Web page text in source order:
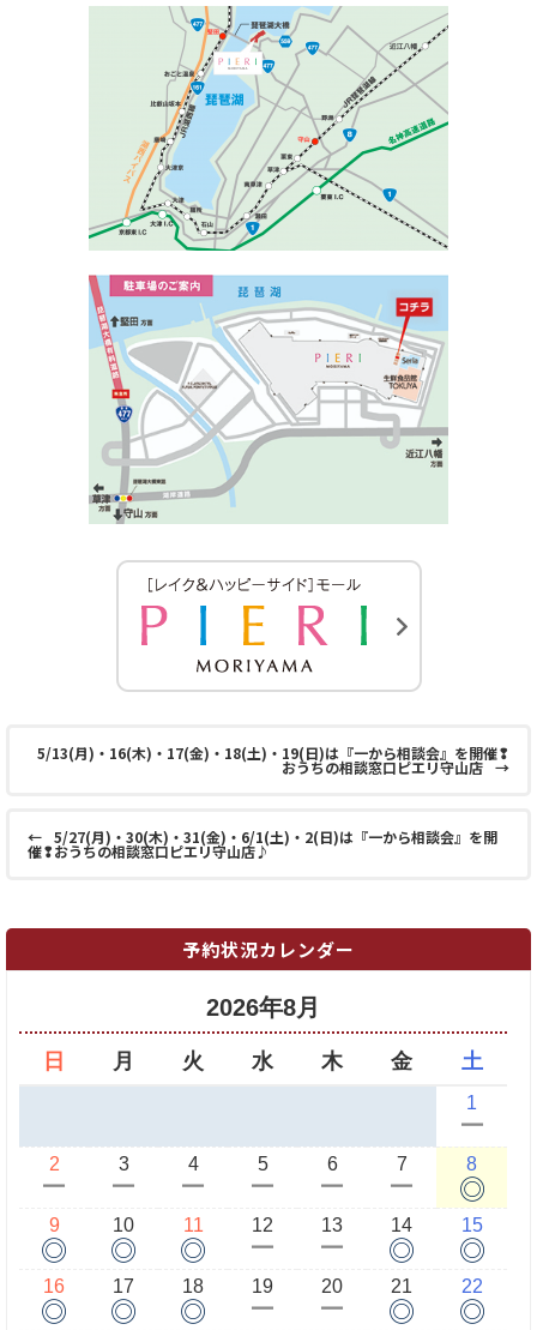
5/13(月)・16(木)・17(金)・18(土)・19(日)は『一から相談会』を開催❢
おうちの相談窓口ピエリ守山店 →
← 5/27(月)・30(木)・31(金)・6/1(土)・2(日)は『一から相談会』を開
催❢おうちの相談窓口ピエリ守山店♪
予約状況カレンダー
2026年8月
日 月 火 水 木 金 土
1
ー
2
ー
3
ー
4
ー
5
ー
6
ー
7
ー
8
◎
9
◎
10
◎
11
◎
12
ー
13
ー
14
◎
15
◎
16
◎
17
◎
18
◎
19
ー
20
ー
21
◎
22
◎